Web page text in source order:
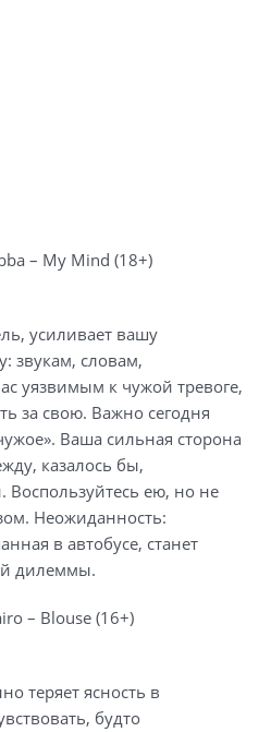
– My Mind (18+)
усиливает вашу
звукам, словам,
уязвимым к чужой тревоге,
за свою. Важно сегодня
Ваша сильная сторона
казалось бы,
ею, но не
Неожиданность:
в автобусе, станет
дилеммы.
– Blouse (16+)
теряет ясность в
будто